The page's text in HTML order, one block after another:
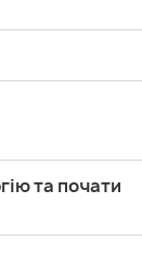
та почати